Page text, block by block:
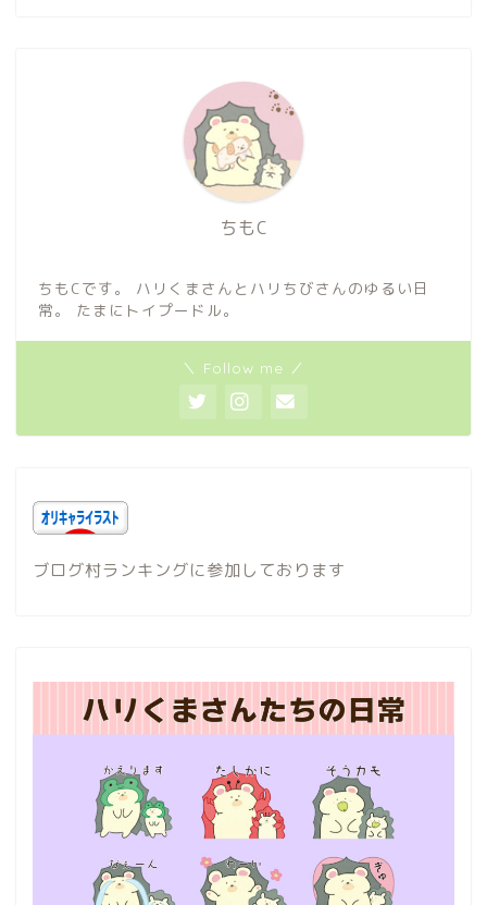
ちもC
ちもCです。 ハリくまさんとハリちびさんのゆるい日
常。 たまにトイプードル。
＼ Follow me ／
ブログ村ランキングに参加しております
ホーム